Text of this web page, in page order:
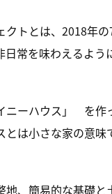
トとは、2018年
常を味わえるよう
ニーハウス」 を作
は小さな家の意味
、簡易的な基礎と